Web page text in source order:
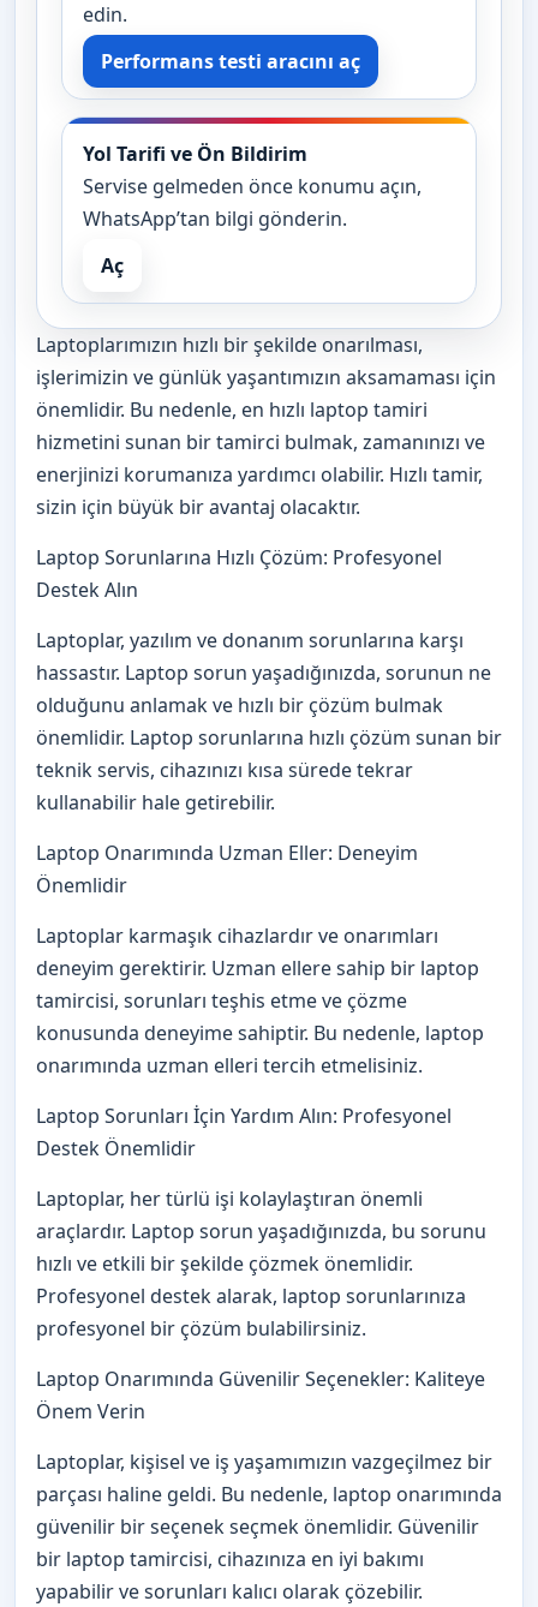
edin.
Performans testi aracını aç
Yol Tarifi ve Ön Bildirim
Servise gelmeden önce konumu açın,
WhatsApp’tan bilgi gönderin.
Aç
Laptoplarımızın hızlı bir şekilde onarılması,
işlerimizin ve günlük yaşantımızın aksamaması için
önemlidir. Bu nedenle, en hızlı laptop tamiri
hizmetini sunan bir tamirci bulmak, zamanınızı ve
enerjinizi korumanıza yardımcı olabilir. Hızlı tamir,
sizin için büyük bir avantaj olacaktır.
Laptop Sorunlarına Hızlı Çözüm: Profesyonel
Destek Alın
Laptoplar, yazılım ve donanım sorunlarına karşı
hassastır. Laptop sorun yaşadığınızda, sorunun ne
olduğunu anlamak ve hızlı bir çözüm bulmak
önemlidir. Laptop sorunlarına hızlı çözüm sunan bir
teknik servis, cihazınızı kısa sürede tekrar
kullanabilir hale getirebilir.
Laptop Onarımında Uzman Eller: Deneyim
Önemlidir
Laptoplar karmaşık cihazlardır ve onarımları
deneyim gerektirir. Uzman ellere sahip bir laptop
tamircisi, sorunları teşhis etme ve çözme
konusunda deneyime sahiptir. Bu nedenle, laptop
onarımında uzman elleri tercih etmelisiniz.
Laptop Sorunları İçin Yardım Alın: Profesyonel
Destek Önemlidir
Laptoplar, her türlü işi kolaylaştıran önemli
araçlardır. Laptop sorun yaşadığınızda, bu sorunu
hızlı ve etkili bir şekilde çözmek önemlidir.
Profesyonel destek alarak, laptop sorunlarınıza
profesyonel bir çözüm bulabilirsiniz.
Laptop Onarımında Güvenilir Seçenekler: Kaliteye
Önem Verin
Laptoplar, kişisel ve iş yaşamımızın vazgeçilmez bir
parçası haline geldi. Bu nedenle, laptop onarımında
güvenilir bir seçenek seçmek önemlidir. Güvenilir
bir laptop tamircisi, cihazınıza en iyi bakımı
yapabilir ve sorunları kalıcı olarak çözebilir.